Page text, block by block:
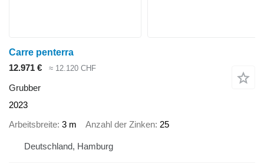
Carre penterra
12.971 €
≈ 12.120 CHF
Grubber
2023
Arbeitsbreite 3 m Anzahl der Zinken 25
Deutschland, Hamburg